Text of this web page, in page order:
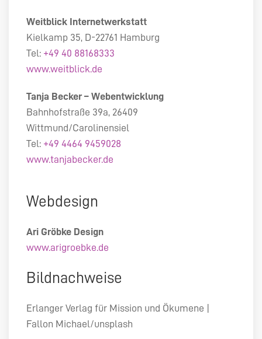
Weitblick Internetwerkstatt
Kielkamp 35, D-22761 Hamburg
Tel: +49 40 88168333
www.weitblick.de
Tanja Becker – Webentwicklung
Bahnhofstraße 39a, 26409
Wittmund/Carolinensiel
Tel: +49 4464 9459028
www.tanjabecker.de
Webdesign
Ari Gröbke Design
www.arigroebke.de
Bildnachweise
Erlanger Verlag für Mission und Ökumene |
Fallon Michael/unsplash